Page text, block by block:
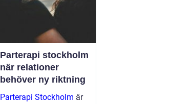
Parterapi stockholm
när relationer
behöver ny riktning
Parterapi Stockholm är